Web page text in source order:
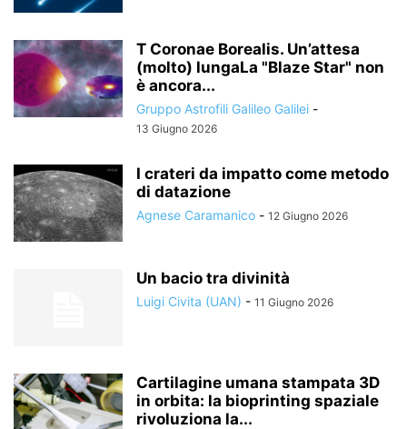
T Coronae Borealis. Un’attesa
(molto) lungaLa "Blaze Star" non
è ancora...
Gruppo Astrofili Galileo Galilei -
13 Giugno 2026
I crateri da impatto come metodo
di datazione
Agnese Caramanico - 12 Giugno 2026
Un bacio tra divinità
Luigi Civita (UAN) - 11 Giugno 2026
Cartilagine umana stampata 3D
in orbita: la bioprinting spaziale
rivoluziona la...